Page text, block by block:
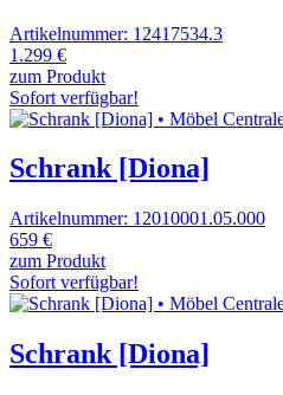
Artikelnummer: 12417534.3
1.299 €
zum Produkt
Sofort verfügbar!
Schrank [Diona]
Artikelnummer: 12010001.05.000
659 €
zum Produkt
Sofort verfügbar!
Schrank [Diona]